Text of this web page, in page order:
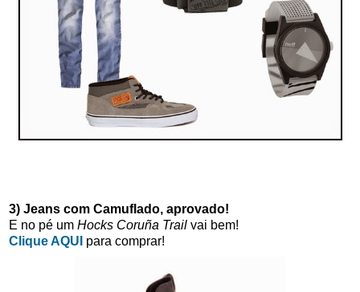
3) Jeans com Camuflado, aprovado!
E no pé um Hocks Coruña Trail vai bem!
Clique AQUI para comprar!